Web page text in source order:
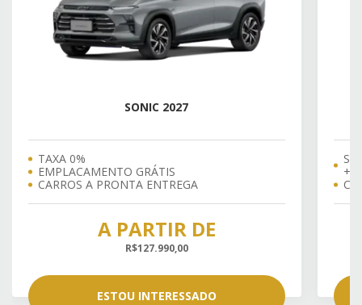
SONIC 2027
TAXA 0%
EMPLACAMENTO GRÁTIS
CARROS A PRONTA ENTREGA
A PARTIR DE
R$127.990,00
ESTOU INTERESSADO
+